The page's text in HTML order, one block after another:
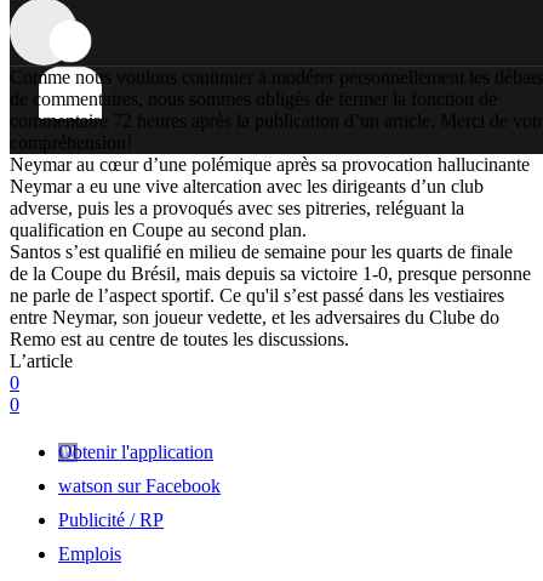
Comme nous voulons continuer à modérer personnellement les débats
de commentaires, nous sommes obligés de fermer la fonction de
commentaire 72 heures après la publication d’un article. Merci de
compréhension!
Neymar au cœur d’une polémique après sa provocation hallucinante
Neymar a eu une vive altercation avec les dirigeants d’un club
adverse, puis les a provoqués avec ses pitreries, reléguant la
qualification en Coupe au second plan.
Santos s’est qualifié en milieu de semaine pour les quarts de finale
de la Coupe du Brésil, mais depuis sa victoire 1-0, presque personne
ne parle de l’aspect sportif. Ce qu'il s’est passé dans les vestiaires
entre Neymar, son joueur vedette, et les adversaires du Clube do
Remo est au centre de toutes les discussions.
L’article
0
0
Obtenir l'application
watson sur Facebook
Publicité / RP
Emplois